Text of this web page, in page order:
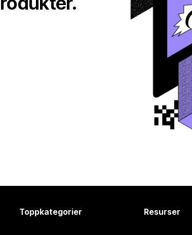
Toppkategorier Resurser